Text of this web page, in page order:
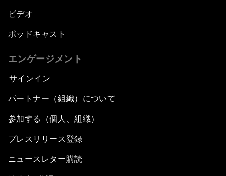
ビデオ
ポッドキャスト
エンゲージメント
サインイン
パートナー（組織）について
参加する（個人、組織）
プレスリリース登録
ニュースレター購読